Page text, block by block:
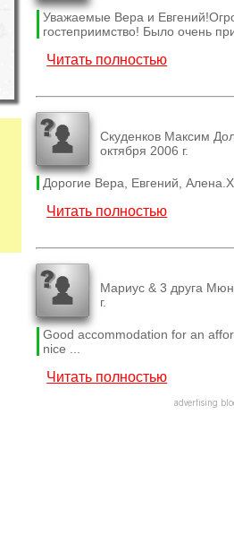
Уважаемые Вера и
гостеприимство! Было очень
Читать полностью
Скуденков Максим
октября 2006 г.
Дорогие Вера, Евгений,
Читать полностью
Мариус & 3 друга
г.
Good accommodation for an
nice ...
Читать полностью
advertising